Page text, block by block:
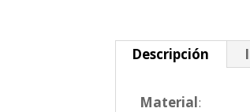
Descripción
Material: